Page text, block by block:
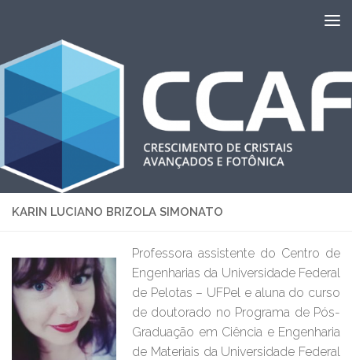
KARIN LUCIANO BRIZOLA SIMONATO
Professora assistente do Centro de
Engenharias da Universidade Federal
de Pelotas – UFPel e aluna do curso
de doutorado no Programa de Pós-
Graduação em Ciência e Engenharia
de Materiais da Universidade Federal